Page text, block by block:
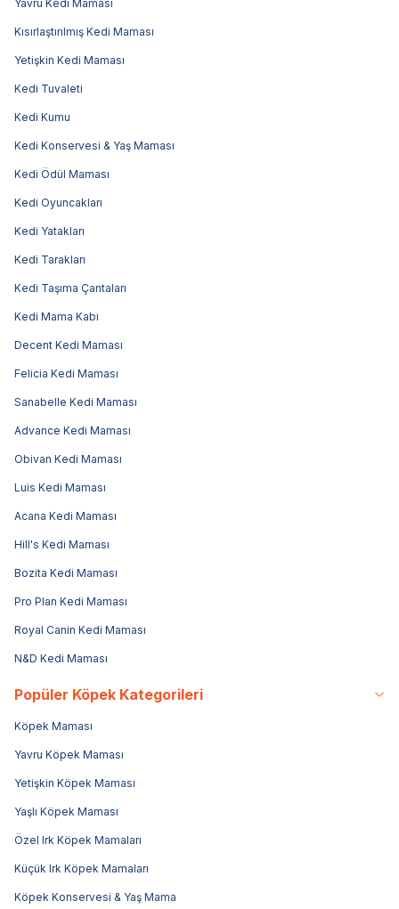
Yavru Kedi Maması
Kısırlaştırılmış Kedi Maması
Yetişkin Kedi Maması
Kedi Tuvaleti
Kedi Kumu
Kedi Konservesi & Yaş Maması
Kedi Ödül Maması
Kedi Oyuncakları
Kedi Yatakları
Kedi Tarakları
Kedi Taşıma Çantaları
Kedi Mama Kabı
Decent Kedi Maması
Felicia Kedi Maması
Sanabelle Kedi Maması
Advance Kedi Maması
Obivan Kedi Maması
Luis Kedi Maması
Acana Kedi Maması
Hill's Kedi Maması
Bozita Kedi Maması
Pro Plan Kedi Maması
Royal Canin Kedi Maması
N&D Kedi Maması
Popüler Köpek Kategorileri
Köpek Maması
Yavru Köpek Maması
Yetişkin Köpek Maması
Yaşlı Köpek Maması
Özel Irk Köpek Mamaları
Küçük Irk Köpek Mamaları
Köpek Konservesi & Yaş Mama